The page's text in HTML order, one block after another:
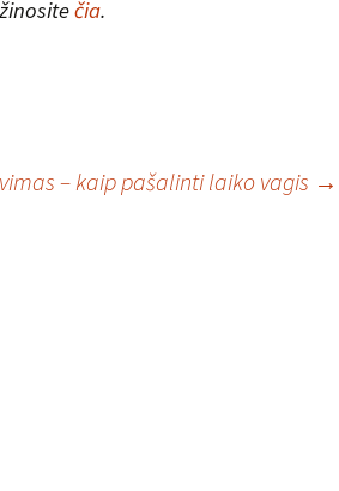
čia.
– kaip pašalinti laiko vagis →